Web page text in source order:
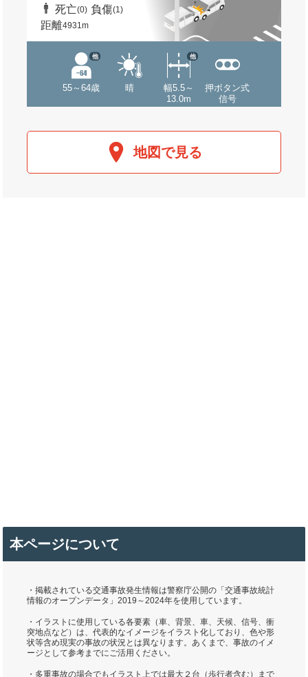
死亡(0) 負傷(1)
距離4931m
55～64歳
他
晴
幅5.5～
13.0m
他
押ボタン式
信号
地図で見る
本ページについて
・掲載されている交通事故発生情報は警察庁公開の「交通事故統計
情報のオープンデータ」2019～2024年を使用しています。
・イラストに使用している各要素（車、背景、車、天候、信号、衝
突地点など）は、代表的なイメージをイラスト化しており、色や形
状等含め現実の事故の状況とは異なります。あくまで、事故のイメ
ージとして参考までにご活用ください。
・多重事故の場合でもイラスト上では最大２台（歩行者含む）まで